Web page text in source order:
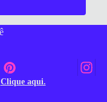
Clique aqui.